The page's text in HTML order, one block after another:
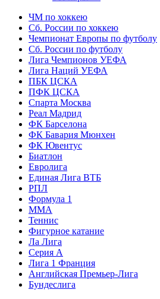
ЧМ по хоккею
Сб. России по хоккею
Чемпионат Европы по футболу
Сб. России по футболу
Лига Чемпионов УЕФА
Лига Наций УЕФА
ПБК ЦСКА
ПФК ЦСКА
Спарта Москва
Реал Мадрид
ФК Барселона
ФК Бавария Мюнхен
ФК Ювентус
Биатлон
Евролига
Единая Лига ВТБ
РПЛ
Формула 1
MMA
Теннис
Фигурное катание
Ла Лига
Серия А
Лига 1 Франция
Английская Премьер-Лига
Бундеслига